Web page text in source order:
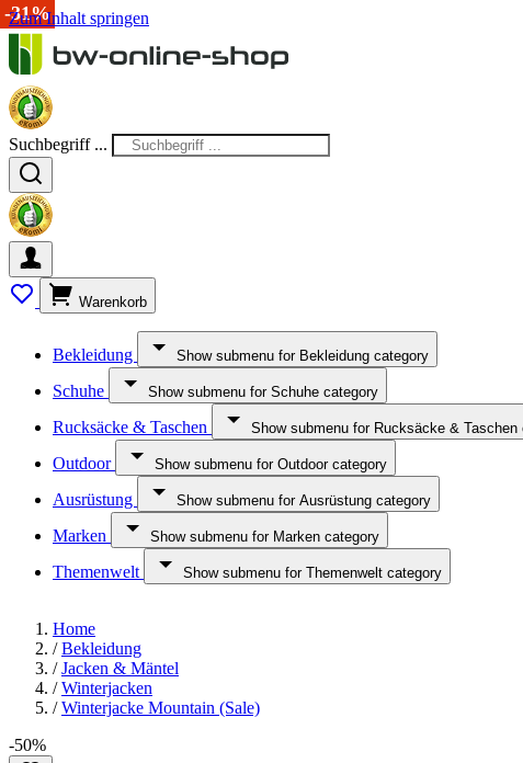
Zum Inhalt springen
Suchbegriff ...
Warenkorb
Bekleidung Show submenu for Bekleidung category
Schuhe Show submenu for Schuhe category
Rucksäcke & Taschen Show submenu for Rucksäcke & Taschen
Outdoor Show submenu for Outdoor category
Ausrüstung Show submenu for Ausrüstung category
Marken Show submenu for Marken category
Themenwelt Show submenu for Themenwelt category
Home
/ Bekleidung
/ Jacken & Mäntel
/ Winterjacken
/ Winterjacke Mountain (Sale)
-50%
-15%
-50%
-67%
-50%
-10%
-33%
-30%
-25%
-50%
-31%